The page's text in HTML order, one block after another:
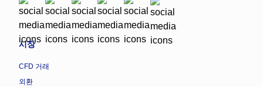
시장
CFD 거래
외환